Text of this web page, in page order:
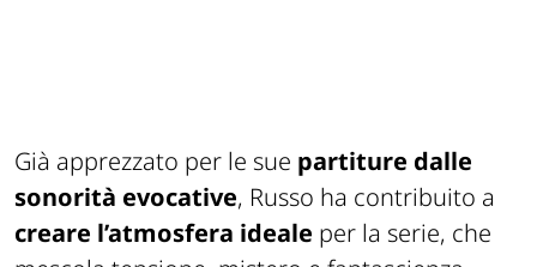
Già apprezzato per le sue partiture dalle
sonorità evocative, Russo ha contribuito a
creare l’atmosfera ideale per la serie, che